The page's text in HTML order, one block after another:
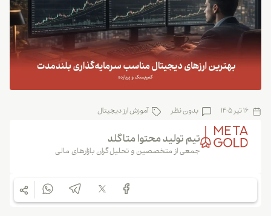
16 تیر 1405 بدون نظر آموزش ارز دیجیتال
تیم تولید محتوا متاگلد
جمعی از متخصصین و تحلیل‌گران بازارهای مالی